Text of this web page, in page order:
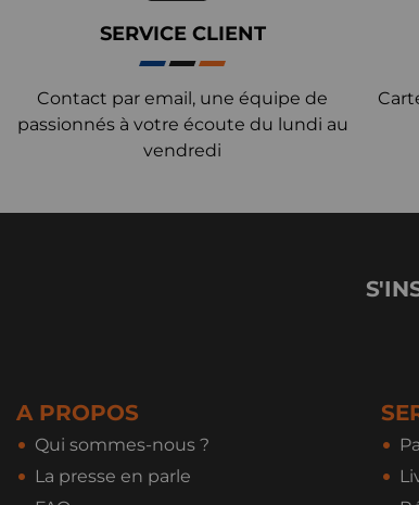
SERVICE CLIENT
Contact par email, une équipe de
passionnés à votre écoute du lundi au
vendredi
A PROPOS
Qui sommes-nous ?
La presse en parle